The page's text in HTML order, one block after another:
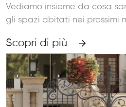
Vediamo insieme da cosa
gli spazi abitati nei prossimi
Scopri di più